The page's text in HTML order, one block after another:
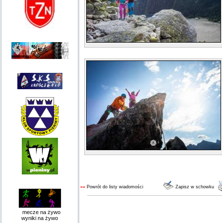
mecze na żywo
wyniki na żywo
«« Powrót do listy wiadomości Zapisz w schowku